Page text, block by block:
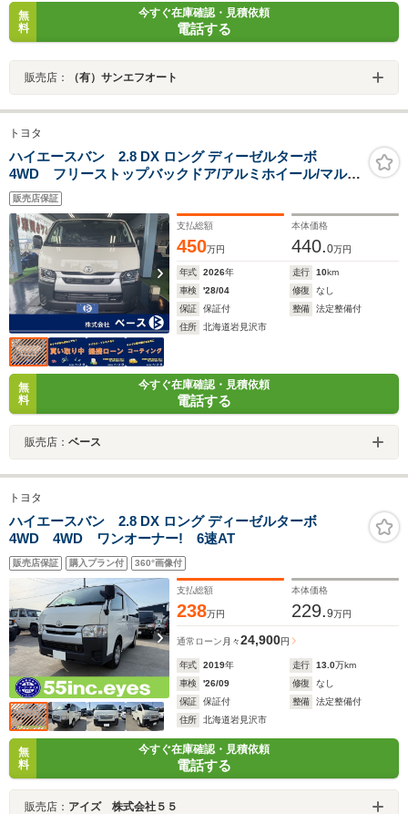
無
料
今すぐ在庫確認・見積依頼
電話する
販売店： （有）サンエフオート
トヨタ
ハイエースバン 2.8 DX ロング ディーゼルターボ
4WD フリーストップバックドア/アルミホイール/マルチ
メディアシステム/デジタルインターミラー/バックカメラ
販売店保証
支払総額
450万円
本体価格
440.0万円
年式 2026年 走行 10km
車検
'28/04 修復
なし
保証
保証付 整備
法定整備付
住所
北海道岩見沢市
無
料
今すぐ在庫確認・見積依頼
電話する
販売店： ベース
トヨタ
ハイエースバン 2.8 DX ロング ディーゼルターボ
4WD 4WD ワンオーナー! 6速AT
販売店保証 購入プラン付 360°画像付
支払総額
238万円
本体価格
229.9万円
通常ローン 月々24,900円
年式 2019年 走行 13.0万km
車検
'26/09 修復
なし
保証
保証付 整備
法定整備付
住所
北海道岩見沢市
無
料
今すぐ在庫確認・見積依頼
電話する
販売店： アイズ 株式会社５５